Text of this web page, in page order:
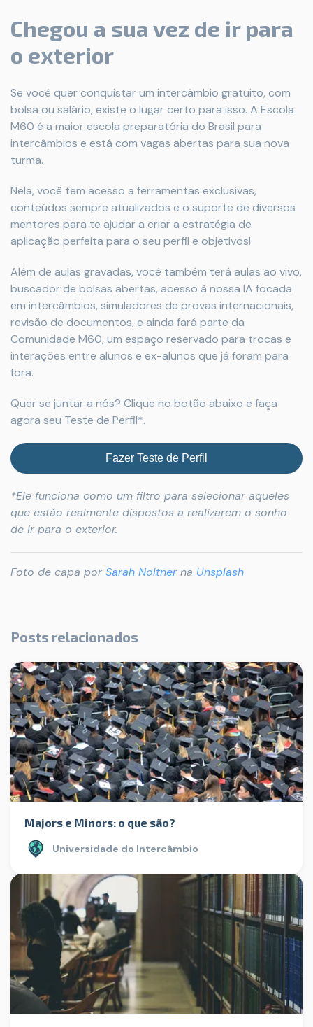
Chegou a sua vez de ir para
o exterior
Se você quer conquistar um intercâmbio gratuito, com
bolsa ou salário, existe o lugar certo para isso. A Escola
M60 é a maior escola preparatória do Brasil para
intercâmbios e está com vagas abertas para sua nova
turma.
Nela, você tem acesso a ferramentas exclusivas,
conteúdos sempre atualizados e o suporte de diversos
mentores para te ajudar a criar a estratégia de
aplicação perfeita para o seu perfil e objetivos!
Além de aulas gravadas, você também terá aulas ao vivo,
buscador de bolsas abertas, acesso à nossa IA focada
em intercâmbios, simuladores de provas internacionais,
revisão de documentos, e ainda fará parte da
Comunidade M60, um espaço reservado para trocas e
interações entre alunos e ex-alunos que já foram para
fora.
Quer se juntar a nós? Clique no botão abaixo e faça
agora seu Teste de Perfil*.
Fazer Teste de Perfil
*Ele funciona como um filtro para selecionar aqueles
que estão realmente dispostos a realizarem o sonho
de ir para o exterior.
Foto de capa por Sarah Noltner na Unsplash
Posts relacionados
Majors e Minors: o que são?
Universidade do Intercâmbio